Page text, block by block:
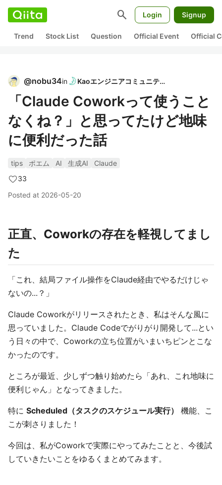
search Login Signup
Trend Stock List Question Official Event Official
@nobu34in Kaoエンジニアコミュニティβ
「Claude Coworkって使うこと
なくね？」と思ってたけど地味
に便利だった話
tips ポエム AI 生成AI
Claude
33
Posted at 2026-05-20
正直、Coworkの存在を軽視してまし
た
「これ、結局ファイル操作をClaude経由でやるだけじゃ
ないの...？」
Claude Coworkがリリースされたとき、私はそんな風に
思っていました。Claude Codeでがりがり開発して...とい
う日々の中で、Coworkの立ち位置がいまいちピンとこな
かったのです。
ところが最近、少しずつ触り始めたら「あれ、これ地味に
便利じゃん」となってきました。
特に Scheduled（タスクのスケジュール実行）
機能、こ
こが刺さりました！
今回は、私がCoworkで実際にやってみたことと、今後試
していきたいことをゆるくまとめてみます。